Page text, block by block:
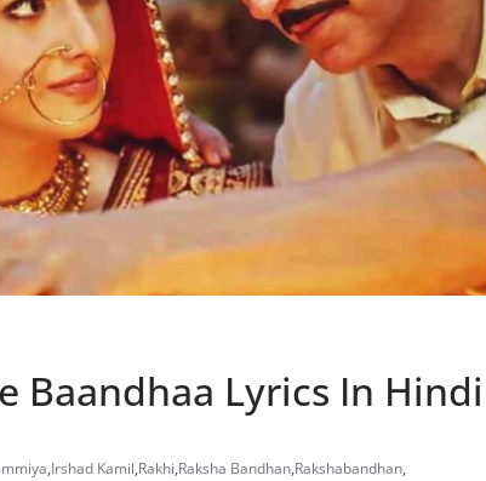
Baandhaa Lyrics In Hindi
,Irshad Kamil,Rakhi,Raksha Bandhan,Rakshabandhan,